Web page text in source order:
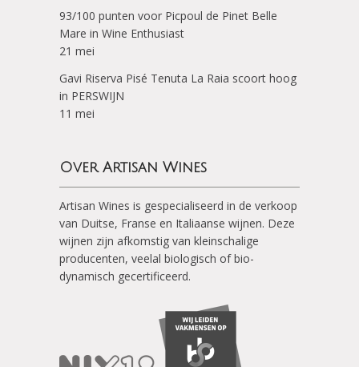
93/100 punten voor Picpoul de Pinet Belle
Mare in Wine Enthusiast
21 mei
Gavi Riserva Pisé Tenuta La Raia scoort hoog
in PERSWIJN
11 mei
Over Artisan Wines
Artisan Wines is gespecialiseerd in de verkoop
van Duitse, Franse en Italiaanse wijnen. Deze
wijnen zijn afkomstig van kleinschalige
producenten, veelal biologisch of bio-
dynamisch gecertificeerd.